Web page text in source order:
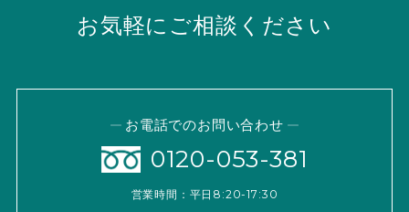
お気軽にご相談ください
お電話でのお問い合わせ
0120-053-381
営業時間：平日8:20-17:30